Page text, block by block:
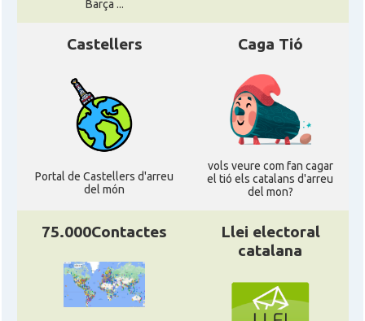
Barça ...
Castellers
Portal de Castellers d'arreu
del món
Caga Tió
vols veure com fan cagar
el tió els catalans d'arreu
del mon?
75.000Contactes
Llei electoral
catalana